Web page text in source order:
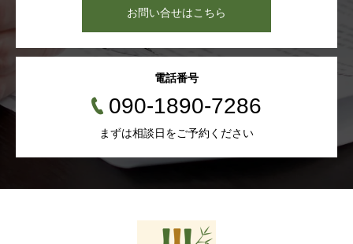
お問い合せはこちら
電話番号
090-1890-7286
まずは相談日をご予約ください